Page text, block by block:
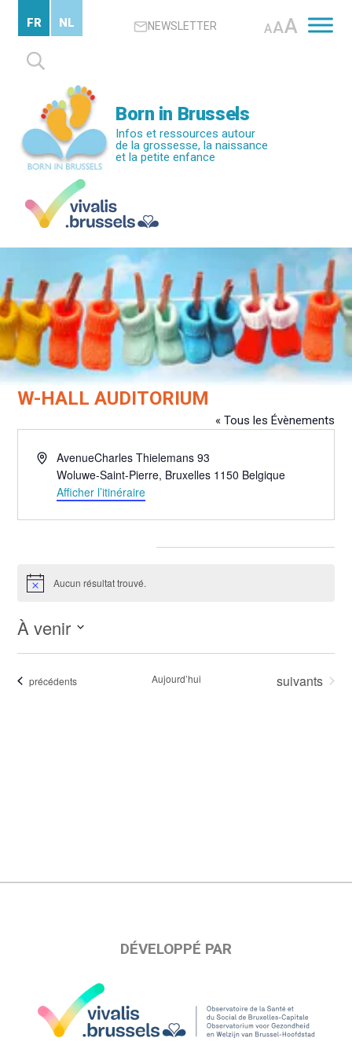
contenu
principal
NEWSLETTER AAA
Rechercher :
FR NL
Born in Brussels
Infos et ressources autour
de la grossesse, la naissance
et la petite enfance
W-HALL AUDITORIUM
« Tous les Évènements
AdresseAvenueCharles Thielemans 93
Woluwe-Saint-Pierre, Bruxelles 1150 Belgique
Afficher l’itinéraire
NoticeAucun résultat trouvé.
À venir
date.Évènements
précédents Aujourd’hui Évènements
suivants
DÉVELOPPÉ PAR